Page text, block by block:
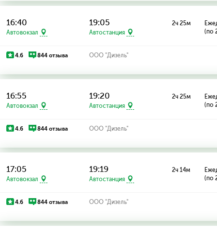
16:40
Автовокзал
19:05
Автостанция
2ч 25м
(по
4.6 844 отзыва ООО "Дизель"
16:55
Автовокзал
19:20
Автостанция
2ч 25м
(по
4.6 844 отзыва ООО "Дизель"
17:05
Автовокзал
19:19
Автостанция
2ч 14м
(по
4.6 844 отзыва ООО "Дизель"